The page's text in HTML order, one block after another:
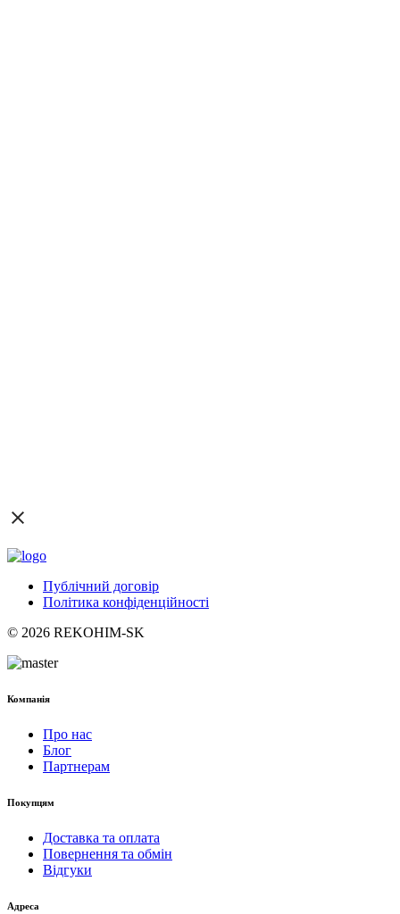
Публічний договір
Політика конфіденційності
© 2026 REKOHIM-SK
Компанія
Про нас
Блог
Партнерам
Покупцям
Доставка та оплата
Повернення та обмін
Відгуки
Адреса